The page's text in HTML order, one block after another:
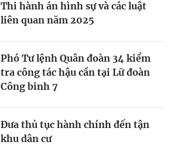
Thi hành án hình sự và các luật
liên quan năm 2025
Phó Tư lệnh Quân đoàn 34 kiểm
tra công tác hậu cần tại Lữ đoàn
Công binh 7
Ðưa thủ tục hành chính đến tận
khu dân cư